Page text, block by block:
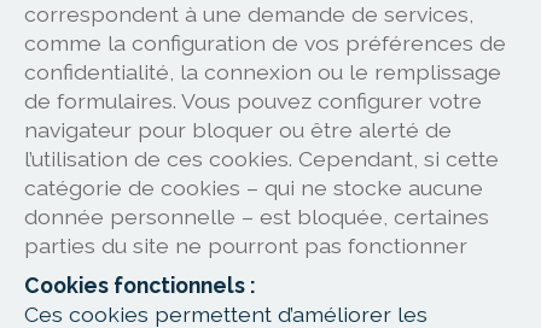
correspondent à une demande de services,
comme la configuration de vos préférences de
confidentialité, la connexion ou le remplissage
de formulaires. Vous pouvez configurer votre
navigateur pour bloquer ou être alerté de
l’utilisation de ces cookies. Cependant, si cette
catégorie de cookies – qui ne stocke aucune
donnée personnelle – est bloquée, certaines
parties du site ne pourront pas fonctionner
Cookies fonctionnels :
Ces cookies permettent d’améliorer les